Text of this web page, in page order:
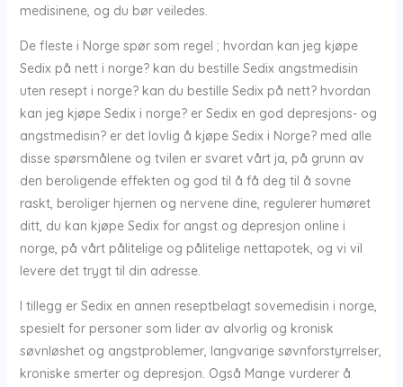
medisinene, og du bør veiledes.
De fleste i Norge spør som regel ; hvordan kan jeg kjøpe
Sedix på nett i norge? kan du bestille Sedix angstmedisin
uten resept i norge? kan du bestille Sedix på nett? hvordan
kan jeg kjøpe Sedix i norge? er Sedix en god depresjons- og
angstmedisin? er det lovlig å kjøpe Sedix i Norge? med alle
disse spørsmålene og tvilen er svaret vårt ja, på grunn av
den beroligende effekten og god til å få deg til å sovne
raskt, beroliger hjernen og nervene dine, regulerer humøret
ditt, du kan kjøpe Sedix for angst og depresjon online i
norge, på vårt pålitelige og pålitelige nettapotek, og vi vil
levere det trygt til din adresse.
I tillegg er Sedix en annen reseptbelagt sovemedisin i norge,
spesielt for personer som lider av alvorlig og kronisk
søvnløshet og angstproblemer, langvarige søvnforstyrrelser,
kroniske smerter og depresjon. Også Mange vurderer å